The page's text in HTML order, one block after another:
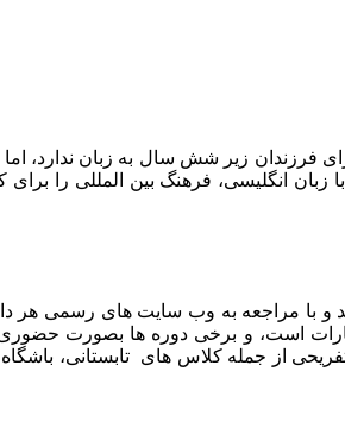
زیر شش سال به زبان ندارد،
انگلیسی، فرهنگ بین المللی را
و با مراجعه به وب سایت های رسمی هر
است، و برخی دوره ها بصورت حضوری
از جمله کلاس های تابستانی،